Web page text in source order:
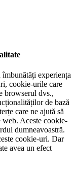
experiența
cookie-urile care
browserul dvs.,
de bază
care ne ajută să
web. Aceste cookie-
dumneavoastră.
cookie-uri. Dar
avea un efect